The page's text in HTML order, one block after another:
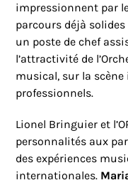
impressionnent par
parcours déjà
un poste de chef
l’attractivité de
musical, sur la
professionnels.
Lionel Bringuier et
personnalités aux
des expériences
internationales.